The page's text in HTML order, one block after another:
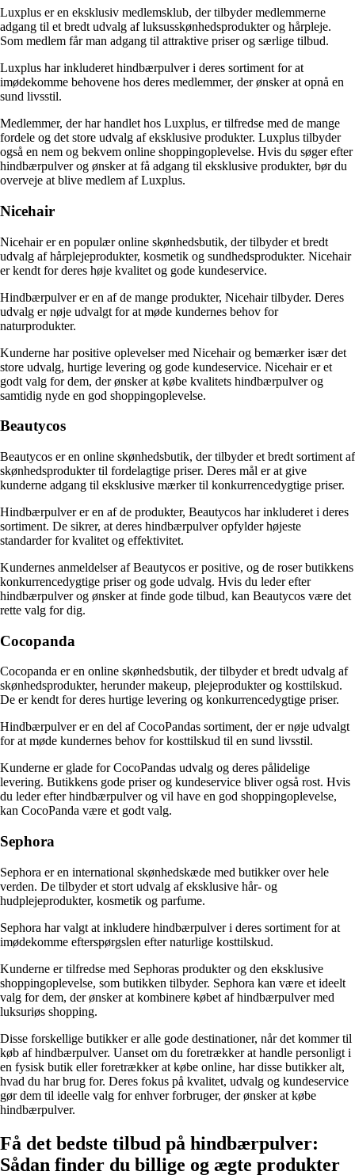
Luxplus er en eksklusiv medlemsklub, der tilbyder medlemmerne
adgang til et bredt udvalg af luksusskønhedsprodukter og hårpleje.
Som medlem får man adgang til attraktive priser og særlige tilbud.
Luxplus har inkluderet hindbærpulver i deres sortiment for at
imødekomme behovene hos deres medlemmer, der ønsker at opnå en
sund livsstil.
Medlemmer, der har handlet hos Luxplus, er tilfredse med de mange
fordele og det store udvalg af eksklusive produkter. Luxplus tilbyder
også en nem og bekvem online shoppingoplevelse. Hvis du søger efter
hindbærpulver og ønsker at få adgang til eksklusive produkter, bør du
overveje at blive medlem af Luxplus.
Nicehair
Nicehair er en populær online skønhedsbutik, der tilbyder et bredt
udvalg af hårplejeprodukter, kosmetik og sundhedsprodukter. Nicehair
er kendt for deres høje kvalitet og gode kundeservice.
Hindbærpulver er en af de mange produkter, Nicehair tilbyder. Deres
udvalg er nøje udvalgt for at møde kundernes behov for
naturprodukter.
Kunderne har positive oplevelser med Nicehair og bemærker især det
store udvalg, hurtige levering og gode kundeservice. Nicehair er et
godt valg for dem, der ønsker at købe kvalitets hindbærpulver og
samtidig nyde en god shoppingoplevelse.
Beautycos
Beautycos er en online skønhedsbutik, der tilbyder et bredt sortiment af
skønhedsprodukter til fordelagtige priser. Deres mål er at give
kunderne adgang til eksklusive mærker til konkurrencedygtige priser.
Hindbærpulver er en af de produkter, Beautycos har inkluderet i deres
sortiment. De sikrer, at deres hindbærpulver opfylder højeste
standarder for kvalitet og effektivitet.
Kundernes anmeldelser af Beautycos er positive, og de roser butikkens
konkurrencedygtige priser og gode udvalg. Hvis du leder efter
hindbærpulver og ønsker at finde gode tilbud, kan Beautycos være det
rette valg for dig.
Cocopanda
Cocopanda er en online skønhedsbutik, der tilbyder et bredt udvalg af
skønhedsprodukter, herunder makeup, plejeprodukter og kosttilskud.
De er kendt for deres hurtige levering og konkurrencedygtige priser.
Hindbærpulver er en del af CocoPandas sortiment, der er nøje udvalgt
for at møde kundernes behov for kosttilskud til en sund livsstil.
Kunderne er glade for CocoPandas udvalg og deres pålidelige
levering. Butikkens gode priser og kundeservice bliver også rost. Hvis
du leder efter hindbærpulver og vil have en god shoppingoplevelse,
kan CocoPanda være et godt valg.
Sephora
Sephora er en international skønhedskæde med butikker over hele
verden. De tilbyder et stort udvalg af eksklusive hår- og
hudplejeprodukter, kosmetik og parfume.
Sephora har valgt at inkludere hindbærpulver i deres sortiment for at
imødekomme efterspørgslen efter naturlige kosttilskud.
Kunderne er tilfredse med Sephoras produkter og den eksklusive
shoppingoplevelse, som butikken tilbyder. Sephora kan være et ideelt
valg for dem, der ønsker at kombinere købet af hindbærpulver med
luksuriøs shopping.
Disse forskellige butikker er alle gode destinationer, når det kommer til
køb af hindbærpulver. Uanset om du foretrækker at handle personligt i
en fysisk butik eller foretrækker at købe online, har disse butikker alt,
hvad du har brug for. Deres fokus på kvalitet, udvalg og kundeservice
gør dem til ideelle valg for enhver forbruger, der ønsker at købe
hindbærpulver.
Få det bedste tilbud på hindbærpulver:
Sådan finder du billige og ægte produkter